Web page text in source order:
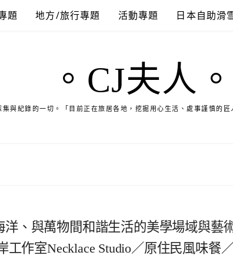
題 地方/旅行專題 活動專題 日本自助滑
。CJ夫人。
與紀錄的一切。「目前正在旅居各地，挖掘用心生活、處事謹慎的匠
、與萬物間和諧生活的美學場域與藝
工作室Necklace Studio／原住民風味餐